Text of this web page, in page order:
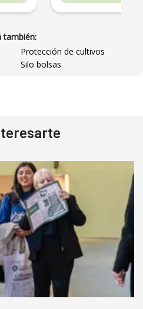
también:
Protección de cultivos
Silo bolsas